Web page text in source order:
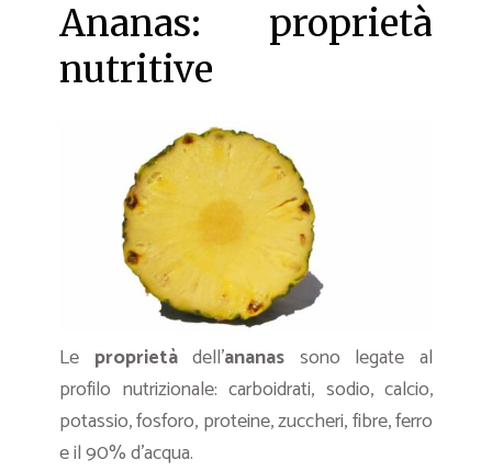
Ananas: proprietà
nutritive
Le proprietàdell’ananas sono legate al
profilo nutrizionale: carboidrati, sodio, calcio,
potassio, fosforo, proteine, zuccheri, fibre, ferro
e il 90% d’acqua.